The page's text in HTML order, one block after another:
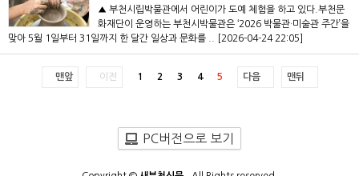
▲ 부천시립박물관에서 어린이가 도예 체험을 하고 있다.부천문
화재단이 운영하는 부천시박물관은 ‘2026 박물관·미술관 주간’을
맞아 5월 1일부터 31일까지 한 달간 일상과 문화를 ..
[2026-04-24 22:05]
맨앞 이전 1 2 3 4 5 다음 맨뒤
PC버전으로 보기